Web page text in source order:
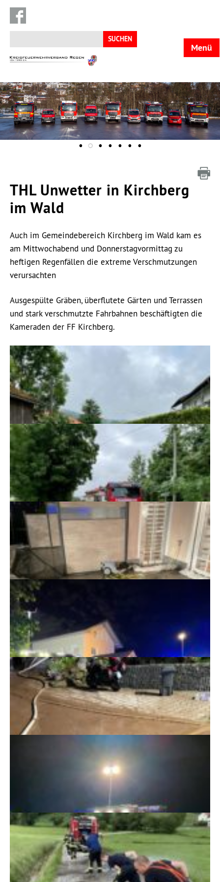
Suchen
nach:
KFV
Menü
THL Unwetter in Kirchberg
im Wald
Auch im Gemeindebereich Kirchberg im Wald kam es
am Mittwochabend und Donnerstagvormittag zu
heftigen Regenfällen die extreme Verschmutzungen
verursachten
Ausgespülte Gräben, überflutete Gärten und Terrassen
und stark verschmutzte Fahrbahnen beschäftigten die
Kameraden der FF Kirchberg.